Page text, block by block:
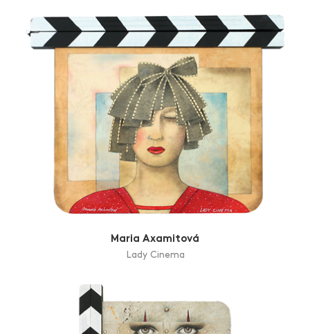
Maria Axamitová
Lady Cinema